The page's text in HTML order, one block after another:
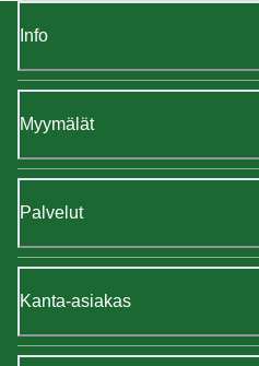
Info
Myymälät
Palvelut
Kanta-asiakas